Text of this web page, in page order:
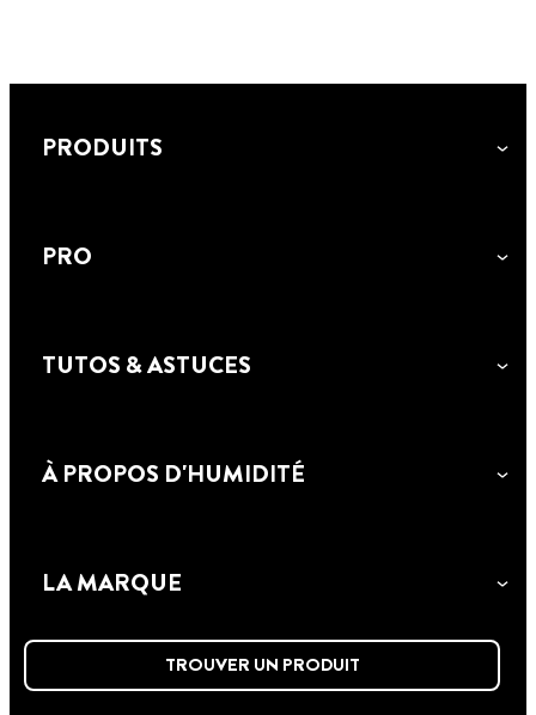
PRODUITS
PRO
TUTOS & ASTUCES
À PROPOS D'HUMIDITÉ
LA MARQUE
TROUVER UN PRODUIT